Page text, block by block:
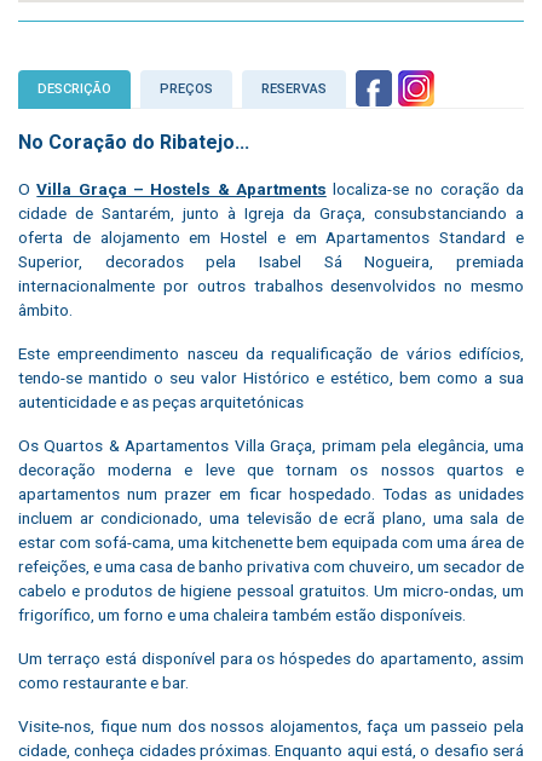
DESCRIÇÃO PREÇOS RESERVAS
No Coração do Ribatejo...
OVilla Graça – Hostels & Apartments localiza-se no coração da
cidade de Santarém, junto à Igreja da Graça, consubstanciando a
oferta de alojamento em Hostel e em Apartamentos Standard e
Superior, decorados pela Isabel Sá Nogueira, premiada
internacionalmente por outros trabalhos desenvolvidos no mesmo
âmbito.
Este empreendimento nasceu da requalificação de vários edifícios,
tendo-se mantido o seu valor Histórico e estético, bem como a sua
autenticidade e as peças arquitetónicas
Os Quartos & Apartamentos Villa Graça, primam pela elegância, uma
decoração moderna e leve que tornam os nossos quartos e
apartamentos num prazer em ficar hospedado. Todas as unidades
incluem ar condicionado, uma televisão de ecrã plano, uma sala de
estar com sofá-cama, uma kitchenette bem equipada com uma área de
refeições, e uma casa de banho privativa com chuveiro, um secador de
cabelo e produtos de higiene pessoal gratuitos. Um micro-ondas, um
frigorífico, um forno e uma chaleira também estão disponíveis.
Um terraço está disponível para os hóspedes do apartamento, assim
como restaurante e bar.
Visite-nos, fique num dos nossos alojamentos, faça um passeio pela
cidade, conheça cidades próximas. Enquanto aqui está, o desafio será